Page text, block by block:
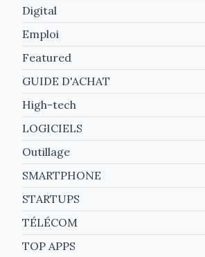
Digital
Emploi
Featured
GUIDE D'ACHAT
High-tech
LOGICIELS
Outillage
SMARTPHONE
STARTUPS
TÉLÉCOM
TOP APPS